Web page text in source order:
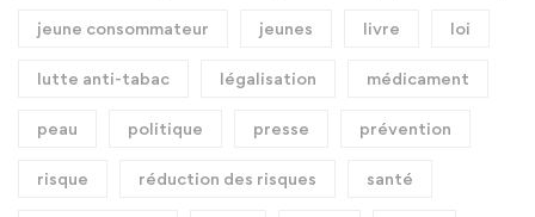
jeune consommateur jeunes livre loi
lutte anti-tabac légalisation médicament
peau politique presse prévention
risque réduction des risques santé